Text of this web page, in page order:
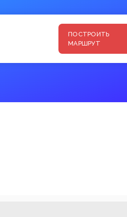
ПОСТРОИТЬ
МАРШРУТ